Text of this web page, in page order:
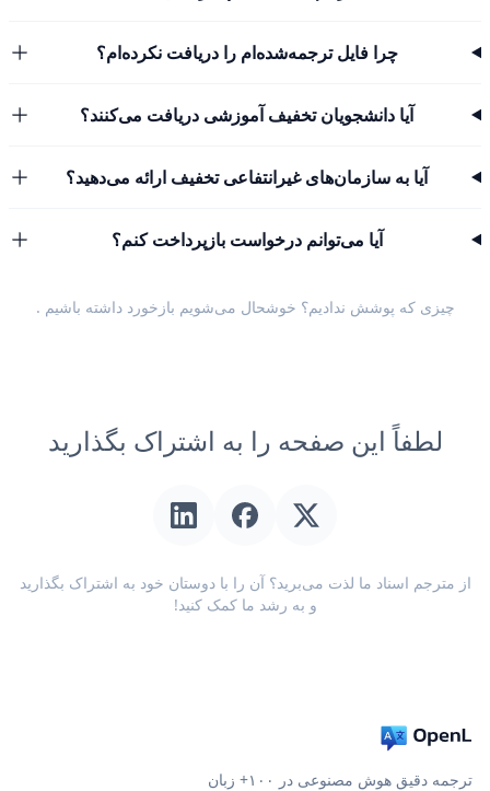
چرا فایل ترجمه‌شده‌ام را دریافت نکرده‌ام؟
آیا دانشجویان تخفیف آموزشی دریافت می‌کنند؟
آیا به سازمان‌های غیرانتفاعی تخفیف ارائه می‌دهید؟
آیا می‌توانم درخواست بازپرداخت کنم؟
چیزی که پوشش ندادیم؟ خوشحال می‌شویم بازخورد داشته باشیم .
لطفاً این صفحه را به اشتراک بگذارید
از مترجم اسناد ما لذت می‌برید؟ آن را با دوستان خود به اشتراک بگذارید
و به رشد ما کمک کنید!
ترجمه دقیق هوش مصنوعی در ۱۰۰+ زبان